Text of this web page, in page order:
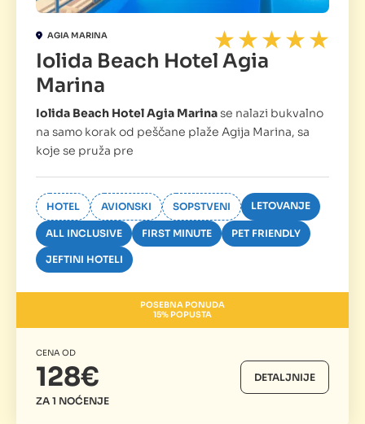
AGIA MARINA
Iolida Beach Hotel Agia
Marina
Iolida Beach Hotel Agia Marinase nalazi bukvalno
na samo korak od peščane plaže Agija Marina, sa
koje se pruža pre
HOTEL AVIONSKI SOPSTVENI LETOVANJE
ALL INCLUSIVE FIRST MINUTE PET FRIENDLY
JEFTINI HOTELI
POSEBNA PONUDA
15% POPUSTA
CENA OD
128€
ZA 1 NOĆENJE
DETALJNIJE